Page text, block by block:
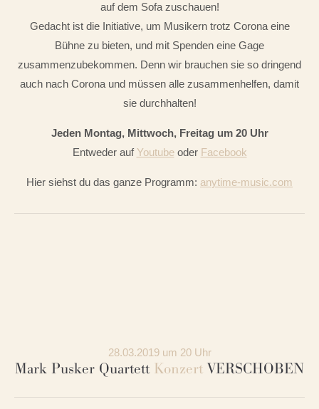
auf dem Sofa zuschauen!
Gedacht ist die Initiative, um Musikern trotz Corona eine
Bühne zu bieten, und mit Spenden eine Gage
zusammenzubekommen. Denn wir brauchen sie so dringend
auch nach Corona und müssen alle zusammenhelfen, damit
sie durchhalten!
Jeden Montag, Mittwoch, Freitag um 20 Uhr
Entweder auf Youtubeoder Facebook
Hier siehst du das ganze Programm: anytime-music.com
28.03.2019 um 20 Uhr
Mark Pusker Quartett Konzert VERSCHOBEN